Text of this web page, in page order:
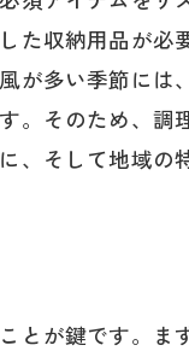
活を考えた荷物
用して引っ越し
た収納用品が
が多い季節に
そのため、
そして地域
が鍵です。